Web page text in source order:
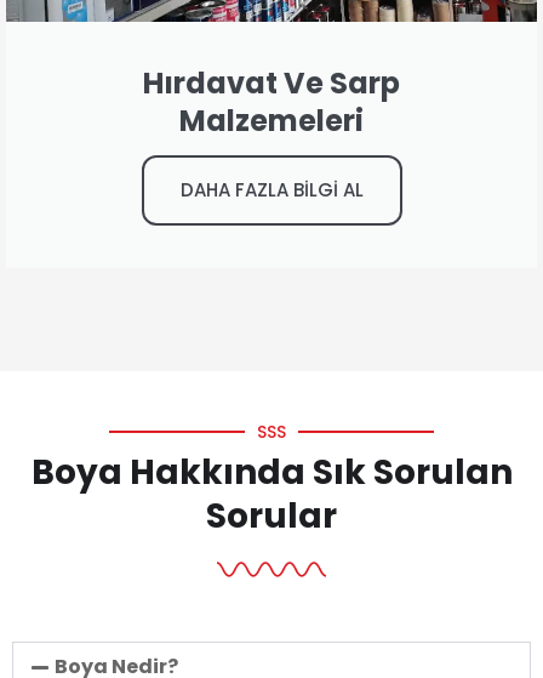
Hırdavat Ve Sarp
Malzemeleri
DAHA FAZLA BİLGİ AL
SSS
Boya Hakkında Sık Sorulan
Sorular
Boya Nedir?